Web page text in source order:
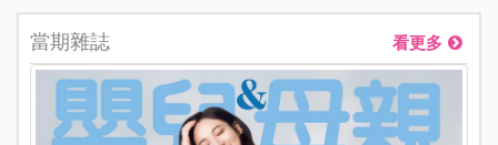
當期雜誌 看更多